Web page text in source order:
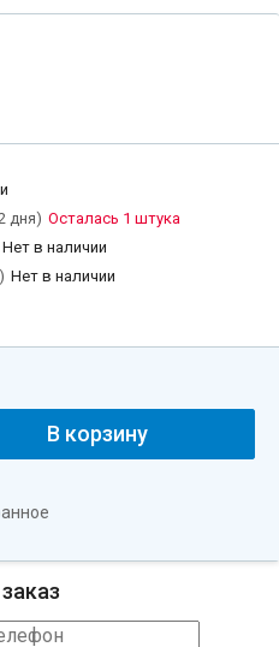
дня) Осталась 1 штука
Нет в наличии
Нет в наличии
В корзину